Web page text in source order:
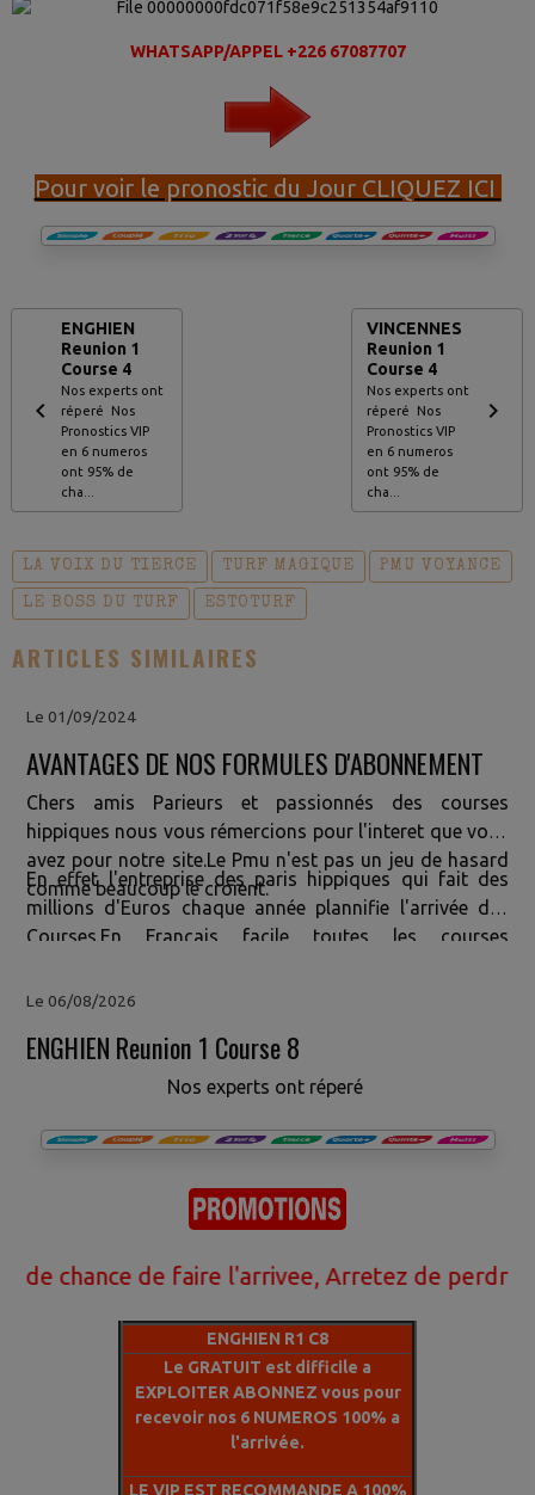
WHATSAPP/APPEL +226 67087707
Pour voir le pronostic du Jour CLIQUEZ ICI
ENGHIEN
Reunion 1
Course 4
Nos experts ont
réperé Nos
Pronostics VIP
en 6 numeros
ont 95% de
cha...
VINCENNES
Reunion 1
Course 4
Nos experts ont
réperé Nos
Pronostics VIP
en 6 numeros
ont 95% de
cha...
LA VOIX DU TIERCE TURF MAGIQUE PMU VOYANCE
LE BOSS DU TURF ESTOTURF
ARTICLES SIMILAIRES
Le 01/09/2024
AVANTAGES DE NOS FORMULES D'ABONNEMENT
Chers amis Parieurs et passionnés des courses
hippiques nous vous rémercions pour l'interet que vous
avez pour notre site.Le Pmu n'est pas un jeu de hasard
comme beaucoup le croient.
En effet l'entreprise des paris hippiques qui fait des
millions d'Euros chaque année plannifie l'arrivée des
Courses.En Francais facile toutes les courses
pourquoi depuis plusieurs années vous jouez et vous ne
Vous.Comme vous nous avons cherché depuis plus de
10 ans une formule capable d'anticiper leur
lesROBOTS (IA) ET NOS STATISTIQUES DES ARRIVEES
va vous aider a gagner.Ne perdez plus votre argent avec
le PMU.Nous faisons des millionnaires chaque
GAGNANTS
Le 06/08/2026
ENGHIEN Reunion 1 Course 8
Nos experts ont réperé
de faire l'arrivee, Arretez de perdre
ENGHIEN R1 C8
Le GRATUIT est difficile a
EXPLOITER ABONNEZ vous pour
recevoir nos 6 NUMEROS 100% a
l'arrivée.
LE VIP EST RECOMMANDE A 100%